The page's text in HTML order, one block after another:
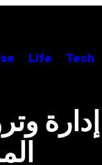
Life Tech
إدارة